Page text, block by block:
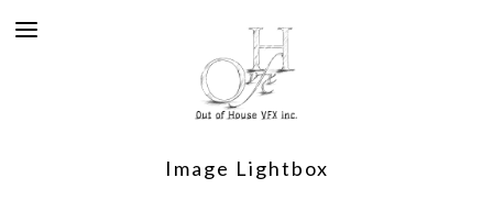
Image Lightbox